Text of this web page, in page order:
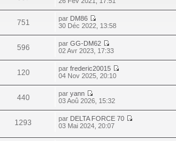
751 par DM86
30 Déc 2022, 13:58
596 parGG-DM62
02 Avr 2023, 17:33
120 parfrederic20015
04 Nov 2025, 20:10
440 paryann
03 Aoû 2026, 15:32
1293 par DELTA FORCE 70
03 Mai 2024, 20:07